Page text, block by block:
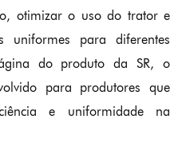
otimizar o uso do trator e
uniformes para diferentes
do produto da SR, o
para produtores que
e uniformidade na